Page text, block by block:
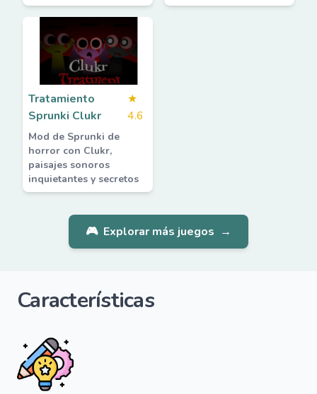
Tratamiento
Sprunki Clukr
★
4.6
Mod de Sprunki de
horror con Clukr,
paisajes sonoros
inquietantes y secretos
🎮 Explorar más juegos →
Características